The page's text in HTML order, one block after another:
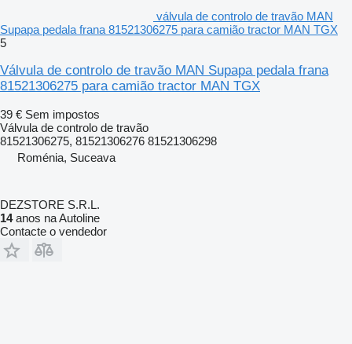
válvula de controlo de travão MAN
Supapa pedala frana 81521306275 para camião tractor MAN TGX
5
Válvula de controlo de travão MAN Supapa pedala frana
81521306275 para camião tractor MAN TGX
39 € Sem impostos
Válvula de controlo de travão
81521306275, 81521306276 81521306298
Roménia, Suceava
DEZSTORE S.R.L.
14anos na Autoline
Contacte o vendedor